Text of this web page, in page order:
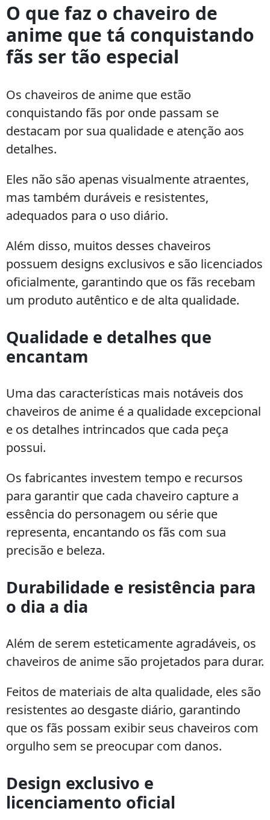
O que faz o chaveiro de
anime que tá conquistando
fãs ser tão especial
Os chaveiros de anime que estão
conquistando fãs por onde passam se
destacam por sua qualidade e atenção aos
detalhes.
Eles não são apenas visualmente atraentes,
mas também duráveis e resistentes,
adequados para o uso diário.
Além disso, muitos desses chaveiros
possuem designs exclusivos e são licenciados
oficialmente, garantindo que os fãs recebam
um produto autêntico e de alta qualidade.
Qualidade e detalhes que
encantam
Uma das características mais notáveis dos
chaveiros de anime é a qualidade excepcional
e os detalhes intrincados que cada peça
possui.
Os fabricantes investem tempo e recursos
para garantir que cada chaveiro capture a
essência do personagem ou série que
representa, encantando os fãs com sua
precisão e beleza.
Durabilidade e resistência para
o dia a dia
Além de serem esteticamente agradáveis, os
chaveiros de anime são projetados para durar.
Feitos de materiais de alta qualidade, eles são
resistentes ao desgaste diário, garantindo
que os fãs possam exibir seus chaveiros com
orgulho sem se preocupar com danos.
Design exclusivo e
licenciamento oficial